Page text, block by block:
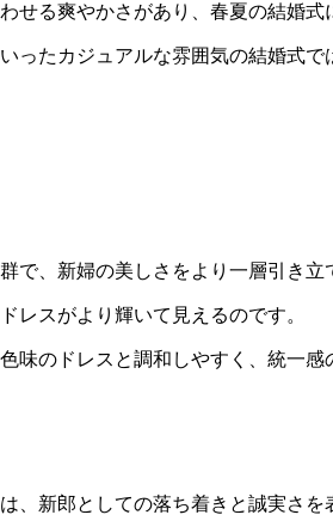
る爽やかさがあり、春夏の結婚式
たカジュアルな雰囲気の結婚式
、新婦の美しさをより一層引き立
レスがより輝いて見えるのです。
のドレスと調和しやすく、統一感
新郎としての落ち着きと誠実さを